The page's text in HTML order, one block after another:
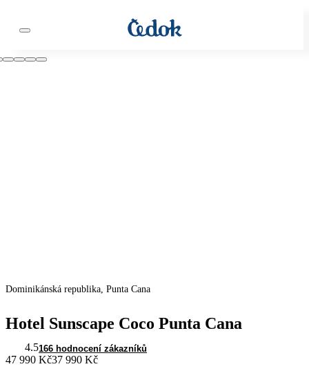
Dominikánská republika, Punta Cana
Hotel Sunscape Coco Punta Cana
4.5166 hodnocení zákazníků
47 990 Kč37 990 Kč